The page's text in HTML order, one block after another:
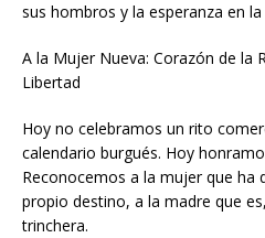
sus hombros y la esperanza en la
A la Mujer Nueva: Corazón de la
Libertad
Hoy no celebramos un rito
calendario burgués. Hoy
Reconocemos a la mujer que ha
propio destino, a la madre que
trinchera.